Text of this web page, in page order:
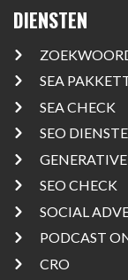
DIENSTEN
SEA
SEA CHECK
SEO
SEO CHECK
SOCIAL
PODCAST
CRO